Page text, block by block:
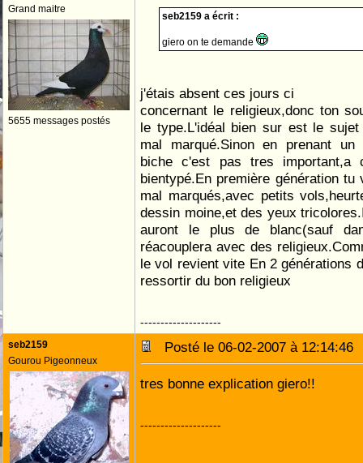
Grand maitre
5655 messages postés
seb2159 a écrit :
giero on te demande
j'étais absent ces jours ci
concernant le religieux,donc ton
le type.L'idéal bien sur est le sujet
mal marqué.Sinon en prenant un
biche c'est pas tres important,a
bientypé.En première génération
mal marqués,avec petits
dessin moine,et des yeux
auront le plus de blanc(sauf
réacouplera avec des
le vol revient vite En 2 générations
ressortir du bon religieux
--------------------
seb2159
Gourou Pigeonneux
Posté le 06-02-2007 à
tres bonne explication giero!!
--------------------